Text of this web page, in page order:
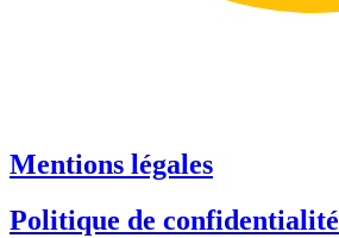
Mentions légales
Politique de confidentialité